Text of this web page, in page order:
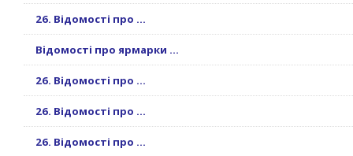
26. Відомості про ...
Відомості про ярмарки ...
26. Відомості про ...
26. Відомості про ...
26. Відомості про ...